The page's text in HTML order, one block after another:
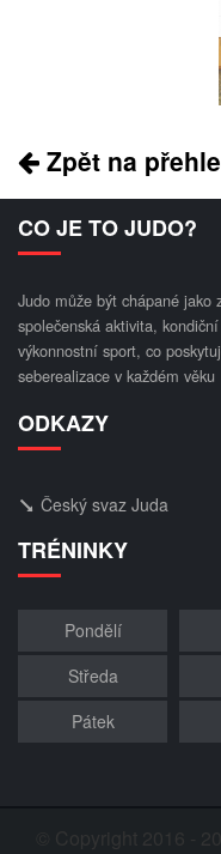
Zpět na
CO JE TO JUDO?
Judo může být chápané
společenská aktivita,
výkonnostní sport, co
seberealizace v každém věku
ODKAZY
Český svaz Juda
TRÉNINKY
Pondělí
Středa
Pátek
© Copyright 2016 -